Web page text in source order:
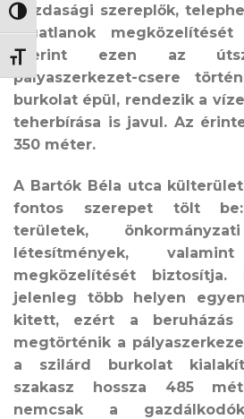
NAGY KONTRASZT VÁLTÁSA
BETŰMÉRET VÁLTÁSA
gazdasági szereplők,
ingatlanok
szerint ezen az
pályaszerkezet-csere
burkolat épül, rendezik a
teherbírása is javul. Az
350 méter.
A Bartók Béla utca
fontos szerepet tölt be:
területek,
létesítmények,
megközelítését biztosítja.
jelenleg több helyen
kitett, ezért a
megtörténik a
a szilárd burkolat
szakasz hossza 485
nemcsak a